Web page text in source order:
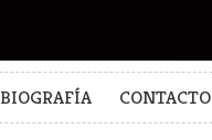
BIOGRAFÍA CONTACTO